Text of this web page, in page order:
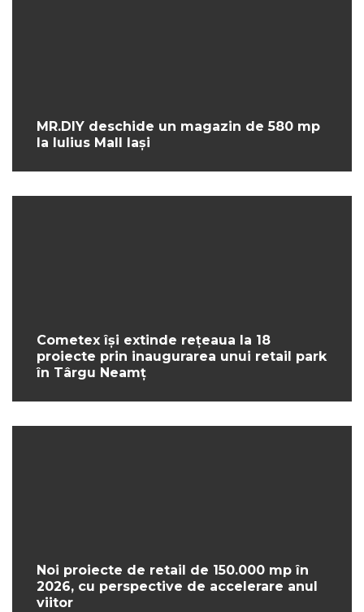
MR.DIY deschide un magazin de 580 mp
la Iulius Mall Iași
Cometex își extinde rețeaua la 18
proiecte prin inaugurarea unui retail park
în Târgu Neamț
Noi proiecte de retail de 150.000 mp în
2026, cu perspective de accelerare anul
viitor